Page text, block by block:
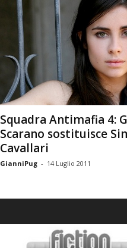
Squadra Antimafia 4:
Scarano sostituisce
Cavallari
GianniPug - 14 Luglio 2011